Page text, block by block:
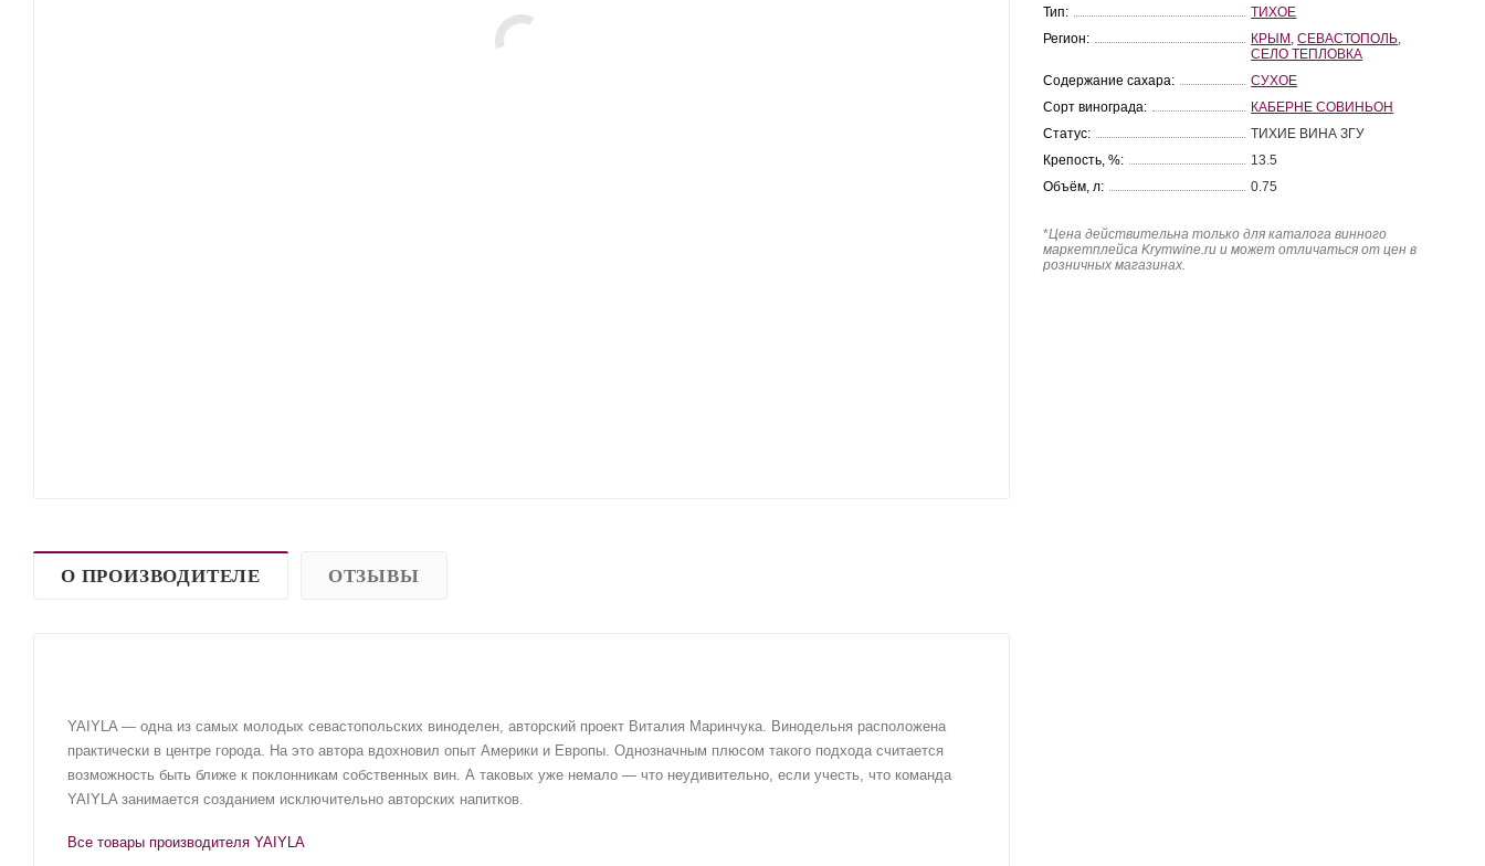
О ПРОИЗВОДИТЕЛЕ ОТЗЫВЫ
YAIYLA — одна из самых молодых севастопольских виноделен, авторский проект Виталия Маринчука. Винодельня расположена
практически в центре города. На это автора вдохновил опыт Америки и Европы. Однозначным плюсом такого подхода считается
возможность быть ближе к поклонникам собственных вин. А таковых уже немало — что неудивительно, если учесть, что команда
YAIYLA занимается созданием исключительно авторских напитков.
Все товары производителя YAIYLA
Тип:
ТИХОЕ
Регион:
КРЫМ ,СЕВАСТОПОЛЬ
СЕЛО ТЕПЛОВКА
Содержание сахара:
СУХОЕ
Сорт винограда:
КАБЕРНЕ СОВИНЬОН
Статус:
ТИХИЕ ВИНА ЗГУ
Крепость, %:
13.5
Объём, л:
0.75
*Цена действительна только для каталога винного
маркетплейса Krymwine.ru и может отличаться от цен в
розничных магазинах.